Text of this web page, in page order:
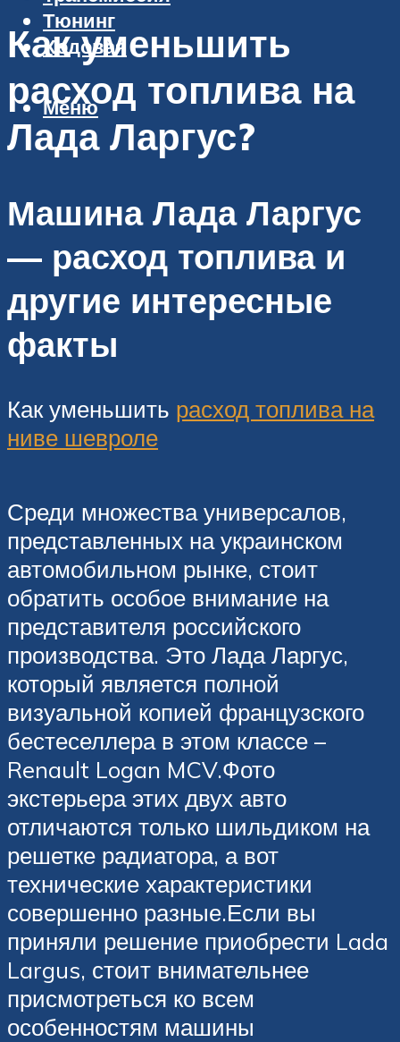
Тюнинг
Ходовая
Меню
Как уменьшить
расход топлива на
Лада Ларгус?
Машина Лада Ларгус
— расход топлива и
другие интересные
факты
Как уменьшить расход топлива на
ниве шевроле
Среди множества универсалов,
представленных на украинском
автомобильном рынке, стоит
обратить особое внимание на
представителя российского
производства. Это Лада Ларгус,
который является полной
визуальной копией французского
бестеселлера в этом классе –
Renault Logan MCV.Фото
экстерьера этих двух авто
отличаются только шильдиком на
решетке радиатора, а вот
технические характеристики
совершенно разные.Если вы
приняли решение приобрести Lada
Largus, стоит внимательнее
присмотреться ко всем
особенностям машины